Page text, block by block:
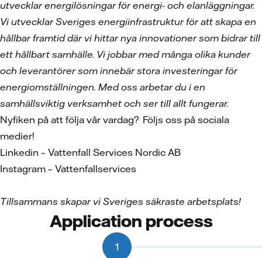
utvecklar energilösningar för energi- och elanläggningar.
Vi utvecklar Sveriges energiinfrastruktur för att skapa en
hållbar framtid där vi hittar nya innovationer som bidrar till
ett hållbart samhälle. Vi jobbar med många olika kunder
och leverantörer som innebär stora investeringar för
energiomställningen. Med oss arbetar du i en
samhällsviktig verksamhet och ser till allt fungerar.
Nyfiken på att följa vår vardag? Följs oss på sociala
medier!
Linkedin – Vattenfall Services Nordic AB
Instagram – Vattenfallservices
Tillsammans skapar vi Sveriges säkraste arbetsplats!
Application process
1